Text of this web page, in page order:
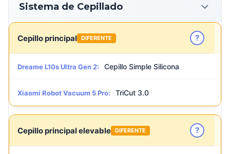
Sistema de Cepillado
Cepillo principal DIFERENTE ?
Dreame L10s Ultra Gen 2: Cepillo Simple Silicona
Xiaomi Robot Vacuum 5 Pro: TriCut 3.0
Cepillo principal elevable DIFERENTE ?